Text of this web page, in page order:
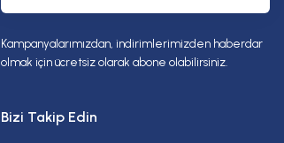
Kampanyalarımızdan, indirimlerimizden haberdar
olmak için ücretsiz olarak abone olabilirsiniz.
Bizi Takip Edin